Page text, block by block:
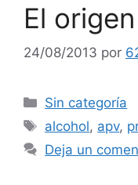
El
24/08/2013 por
Categorías
Sin categoría
Etiquetas
alcohol, apv,
Deja un